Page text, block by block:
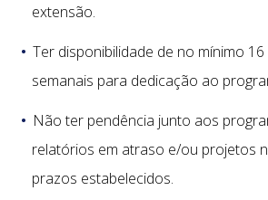
extensão.
Ter disponibilidade de no mínimo
semanais para dedicação ao
Não ter pendência junto aos
relatórios em atraso e/ou projetos
prazos estabelecidos.